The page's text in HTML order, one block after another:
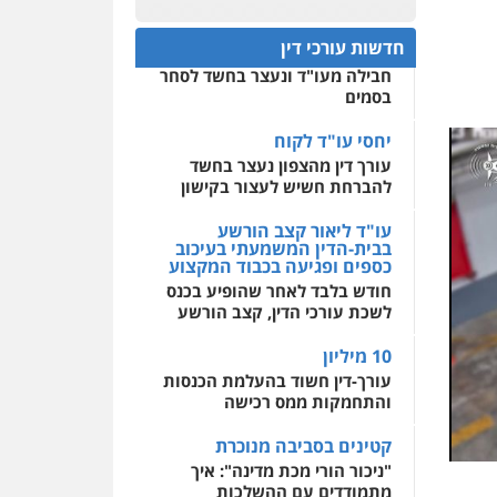
משפט פלילי פשיעה
חמורה מעצרים וחקירות
צבאי תעבורה
0544218336
עו"ד עלי סעדי
פלילי פשיעה חמורה
וייצוג בחקירות ומעצרים
עו"ד ירון גיגי
פלילי צווארון לבן מעצרים
הליכי הסגרה
0522249087
משרד עורכי דין טאי
שרקי
פלילי אסירים תעבורה
מרב"ד
מרכז התחלה חדשה
0544500346
חדשות עורכי דין
להברחת חשיש לעצור בקישון
עו"ד ליאור קצב הורשע
כספים ופגיעה בכבוד המקצוע
חודש בלבד לאחר שהופיע בכנס
לשכת עורכי הדין, קצב הורשע
10 מיליון
עורך-דין חשוד בהעלמת הכנסות
והתחמקות ממס רכישה
קטינים בסביבה מנוכרת
מתמודדים עם ההשלכות
ההרסניות של התופעה?
הוועדה לבחירת שופטים בחרה
26 שופטים ורשמים נוספים